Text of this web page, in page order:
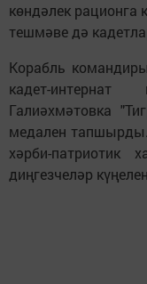
көндәлек
тешмәве дә
Корабль
кадет-
Галиәхмәтовка
медален
хәрби-патриотик
диңгезчеләр